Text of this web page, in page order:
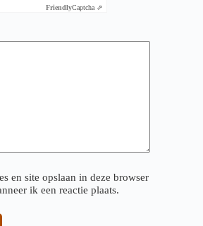
FriendlyCaptcha ⇗
en site opslaan in deze browser
ik een reactie plaats.